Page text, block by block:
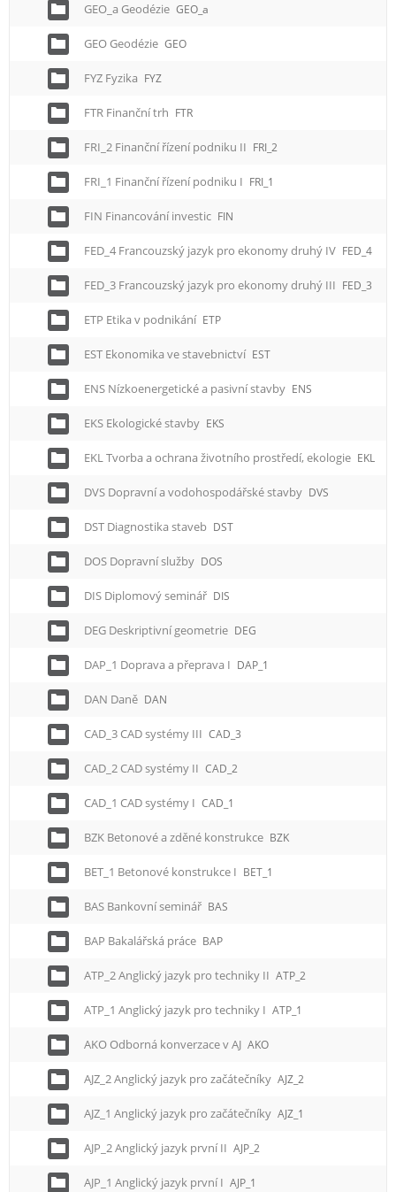
GEO_a Geodézie GEO_a
GEO Geodézie GEO
FYZ Fyzika FYZ
FTR Finanční trh FTR
FRI_2 Finanční řízení podniku II FRI_2
FRI_1 Finanční řízení podniku I FRI_1
FIN Financování investic FIN
FED_4 Francouzský jazyk pro ekonomy druhý IV FED_4
FED_3 Francouzský jazyk pro ekonomy druhý III FED_3
ETP Etika v podnikání ETP
EST Ekonomika ve stavebnictví EST
ENS Nízkoenergetické a pasivní stavby ENS
EKS Ekologické stavby EKS
EKL Tvorba a ochrana životního prostředí, ekologie EKL
DVS Dopravní a vodohospodářské stavby DVS
DST Diagnostika staveb DST
DOS Dopravní služby DOS
DIS Diplomový seminář DIS
DEG Deskriptivní geometrie DEG
DAP_1 Doprava a přeprava I DAP_1
DAN Daně DAN
CAD_3 CAD systémy III CAD_3
CAD_2 CAD systémy II CAD_2
CAD_1 CAD systémy I CAD_1
BZK Betonové a zděné konstrukce BZK
BET_1 Betonové konstrukce I BET_1
BAS Bankovní seminář BAS
BAP Bakalářská práce BAP
ATP_2 Anglický jazyk pro techniky II ATP_2
ATP_1 Anglický jazyk pro techniky I ATP_1
AKO Odborná konverzace v AJ AKO
AJZ_2 Anglický jazyk pro začátečníky AJZ_2
AJZ_1 Anglický jazyk pro začátečníky AJZ_1
AJP_2 Anglický jazyk první II AJP_2
AJP_1 Anglický jazyk první I AJP_1